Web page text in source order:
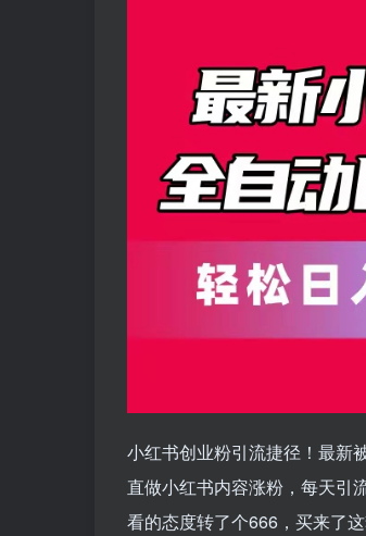
小红书创业粉引流捷径！最新
直做小红书内容涨粉，每天引
看的态度转了个666，买来了